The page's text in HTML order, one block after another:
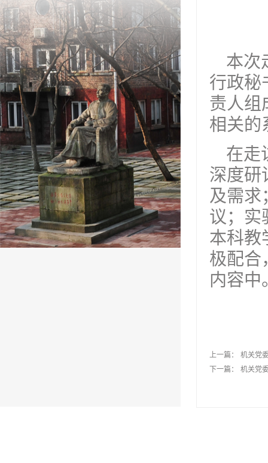
本次
行政秘
责人组
相关的
在走
深度研
及需求
议；实
本科教
极配合
内容中
上一篇：
机关党
下一篇：
机关党